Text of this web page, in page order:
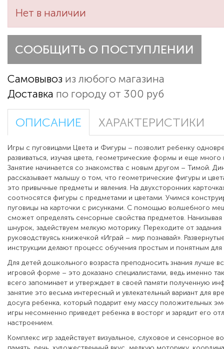
Нет в наличии
СООБЩИТЬ О ПОСТУПЛЕНИИ
Самовывоз из любого магазина
Доставка по городу от 300 руб
ОПИСАНИЕ ХАРАКТЕРИСТИКИ
Игры с пуговицами Цвета и Фигуры – позволит ребенку
развиваться, изучая цвета, геометрические формы и еще много
Занятие начинается со знакомства с новым другом – Тимой.
рассказывает малышу о том, что геометрические фигуры и
это привычные предметы и явления. На двухсторонних
соотносятся фигуры с предметами и цветами. Учимся
пуговицы на карточки с рисунками. С помощью волшебного
сможет определять сенсорные свойства предметов. Нанизывая
шнурок, задействуем мелкую моторику. Переходите от задания
руководствуясь книжечкой «Играй – мир познавай».
инструкции делают процесс обучения простым и понятным
Для детей дошкольного возраста преподносить знания лучше
игровой форме – это доказано специалистами, ведь именно
всего запоминает и утверждает в своей памяти полученную
занятие это весьма интересный и увлекательный вариант для
досуга ребенка, который подарит ему массу положительных
игры несомненно приведет ребенка в восторг и зарядит его
настроением.
Комплекс игр задействует визуальное, слуховое и сенсорное